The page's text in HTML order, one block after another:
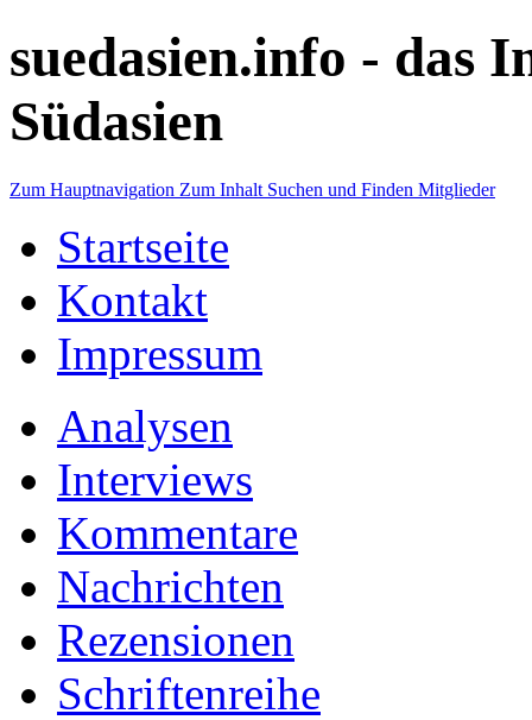
suedasien.info - das
Südasien
Zum Hauptnavigation Zum Inhalt Suchen und Finden Mitglieder
Startseite
Kontakt
Impressum
Analysen
Interviews
Kommentare
Nachrichten
Rezensionen
Schriftenreihe